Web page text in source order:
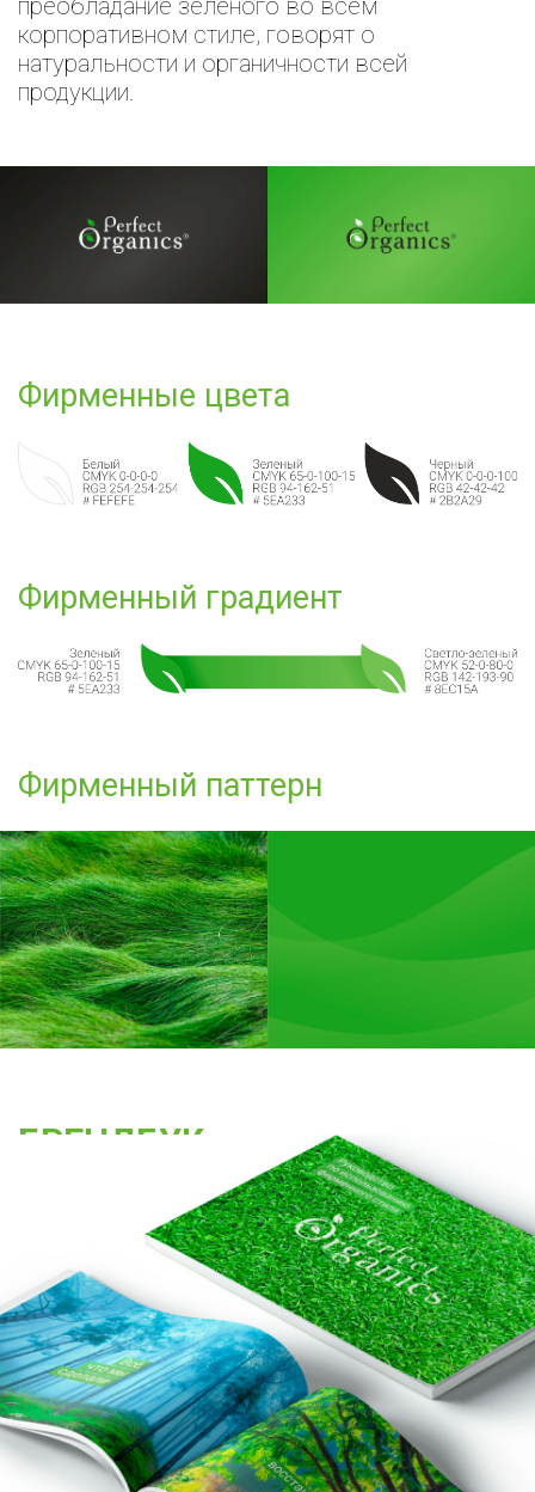
преобладание зеленого во всем
корпоративном стиле, говорят о
натуральности и органичности всей
продукции.
Фирменные цвета
Фирменный градиент
Фирменный паттерн
БРЕНДБУК